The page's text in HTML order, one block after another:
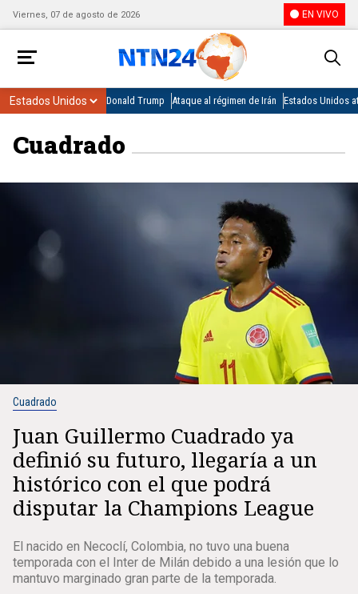
Viernes, 07 de agosto de 2026 EN VIVO
Donald Trump Ataque al régimen de Irán Estados Unidos
Cuadrado
Cuadrado
Juan Guillermo Cuadrado ya
definió su futuro, llegaría a un
histórico con el que podrá
disputar la Champions League
El nacido en Necoclí, Colombia, no tuvo una buena
temporada con el Inter de Milán debido a una lesión que lo
mantuvo marginado gran parte de la temporada.